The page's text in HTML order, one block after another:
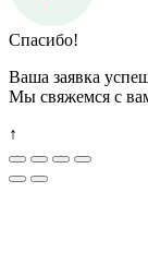
Спасибо!
Ваша заявка
Мы свяжемся с
↑